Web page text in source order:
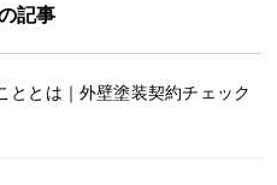
記事
ととは｜外壁塗装契約チェック